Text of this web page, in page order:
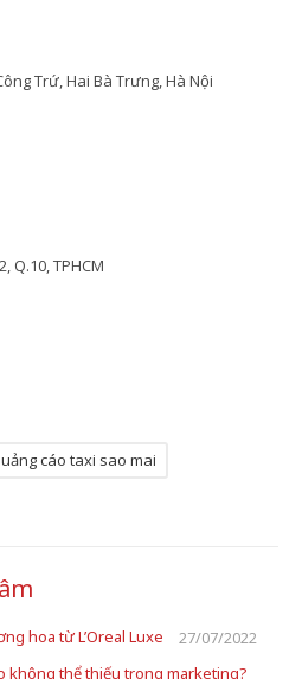
Trứ, Hai Bà Trưng, Hà Nội
Q.10, TPHCM
cáo taxi sao mai
hoa từ L’Oreal Luxe
27/07/2022
không thể thiếu trong marketing?